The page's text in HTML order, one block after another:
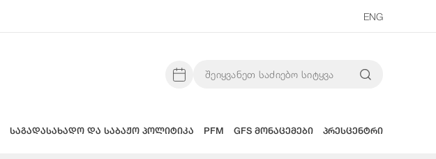
ENG
საგადასახადო და საბაჟო პოლიტიკა PFM GFS მონაცემები პრესცენტრი